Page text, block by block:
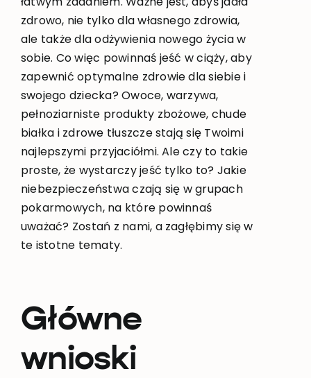
zdrowo, nie tylko dla własnego zdrowia,
ale także dla odżywienia nowego życia w
sobie. Co więc powinnaś jeść w ciąży, aby
zapewnić optymalne zdrowie dla siebie i
swojego dziecka? Owoce, warzywa,
pełnoziarniste produkty zbożowe, chude
białka i zdrowe tłuszcze stają się Twoimi
najlepszymi przyjaciółmi. Ale czy to takie
proste, że wystarczy jeść tylko to? Jakie
niebezpieczeństwa czają się w grupach
pokarmowych, na które powinnaś
uważać? Zostań z nami, a zagłębimy się w
te istotne tematy.
Główne
wnioski